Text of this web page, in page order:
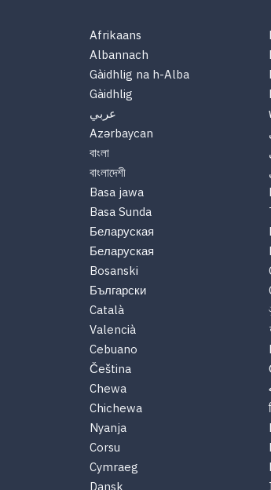
Afrikaans
Albannach
Gàidhlig na h-Alba
Gàidhlig
عربي
Azərbaycan
বাংলা
বাংলাদেশী
Basa jawa
Basa Sunda
Беларуская
Беларуская
Bosanski
Български
Català
Valencià
Cebuano
Čeština
Chewa
Chichewa
Nyanja
Corsu
Cymraeg